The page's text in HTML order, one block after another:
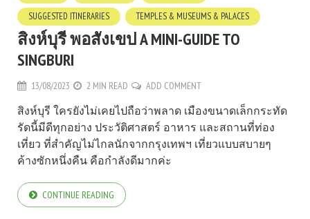
SUGGESTED ITINERARIES
TEMPLES & MUSEUMS & PALACES
สิงห์บุรี พอสังเขป A MINI-GUIDE TO
SINGBURI
13/08/2023 2 MIN READ ADD COMMENT
สิงห์บุรี ใครยังไม่เคยไปถือว่าพลาด เมืองขนาดเล็กกระทัด
รัดนี้มีดีทุกอย่าง ประวัติศาสตร์ อาหาร และสถานที่ท่อง
เที่ยว ที่สำคัญไม่ไกลนักจากกรุงเทพฯ เที่ยวแบบสบายๆ
ค้างซักหนึ่งคืน คือกำลังดีมากค่ะ
CONTINUE READING